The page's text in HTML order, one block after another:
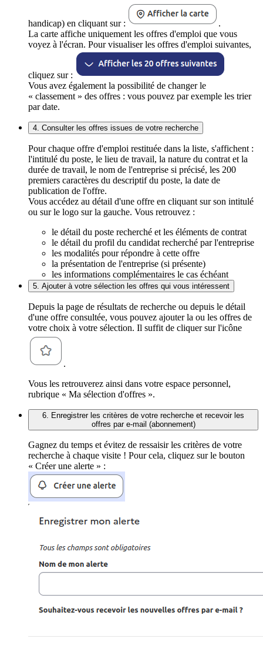
handicap) en cliquant sur :
.
La carte affiche uniquement les offres d'emploi que vous
voyez à l'écran. Pour visualiser les offres d'emploi suivantes,
cliquez sur :
Vous avez également la possibilité de changer le
« classement » des offres : vous pouvez par exemple les trier
par date.
4. Consulter les offres issues de votre recherche
Pour chaque offre d'emploi restituée dans la liste, s'affichent :
l'intitulé du poste, le lieu de travail, la nature du contrat et la
durée de travail, le nom de l'entreprise si précisé, les 200
premiers caractères du descriptif du poste, la date de
publication de l'offre.
Vous accédez au détail d'une offre en cliquant sur son intitulé
ou sur le logo sur la gauche. Vous retrouvez :
le détail du poste recherché et les éléments de contrat
le détail du profil du candidat recherché par l'entreprise
les modalités pour répondre à cette offre
la présentation de l'entreprise (si présente)
les informations complémentaires le cas échéant
5. Ajouter à votre sélection les offres qui vous intéressent
Depuis la page de résultats de recherche ou depuis le détail
d'une offre consultée, vous pouvez ajouter la ou les offres de
votre choix à votre sélection. Il suffit de cliquer sur l'icône
.
Vous les retrouverez ainsi dans votre espace personnel,
rubrique « Ma sélection d'offres ».
6. Enregistrer les critères de votre recherche et recevoir les
offres par e-mail (abonnement)
Gagnez du temps et évitez de ressaisir les critères de votre
recherche à chaque visite ! Pour cela, cliquez sur le bouton
« Créer une alerte » :